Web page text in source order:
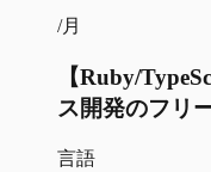
/月
【Ruby/
ス開発のフリ
言語